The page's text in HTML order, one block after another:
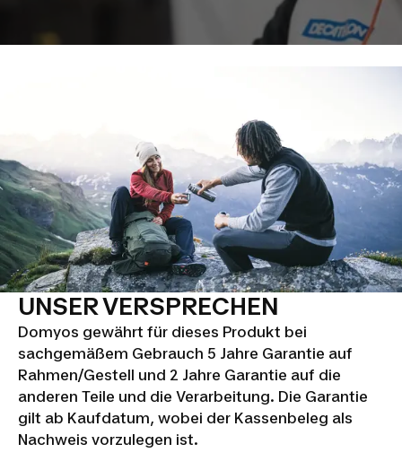
UNSER VERSPRECHEN
Domyos gewährt für dieses Produkt bei
sachgemäßem Gebrauch 5 Jahre Garantie auf
Rahmen/Gestell und 2 Jahre Garantie auf die
anderen Teile und die Verarbeitung. Die Garantie
gilt ab Kaufdatum, wobei der Kassenbeleg als
Nachweis vorzulegen ist.